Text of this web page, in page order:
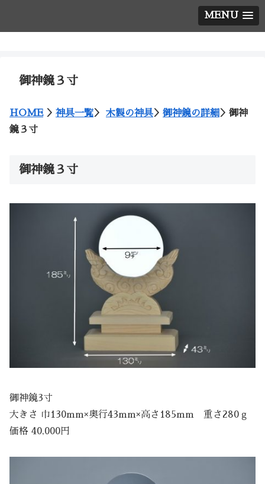
MENU
御神鏡３寸
HOME＞ 神具一覧＞ 木製の神具＞ 御神鏡の詳細 ＞御神
鏡３寸
御神鏡３寸
御神鏡3寸
大きさ 巾130mm×奥行43mm×高さ185mm 重さ280ｇ
価格 40,000円